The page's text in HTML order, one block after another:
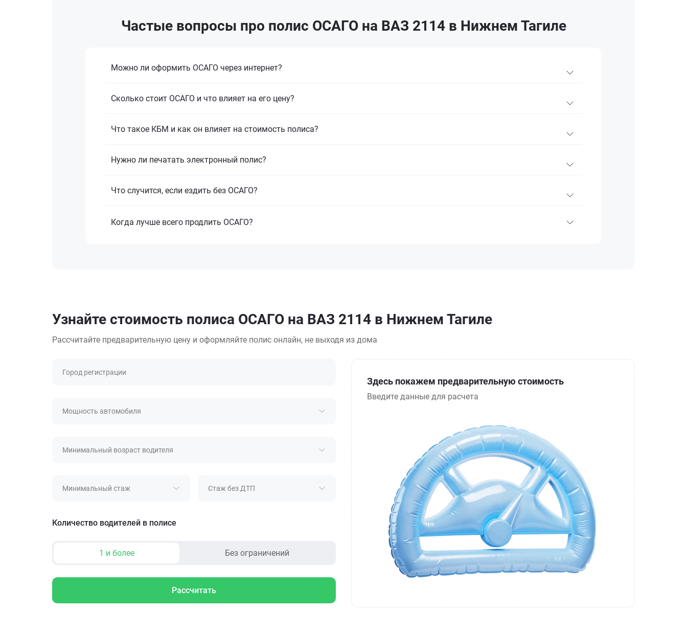
Частые вопросы про полис ОСАГО на ВАЗ 2114 в Нижнем Тагиле
Можно ли оформить ОСАГО через интернет?
Сколько стоит ОСАГО и что влияет на его цену?
Что такое КБМ и как он влияет на стоимость полиса?
Нужно ли печатать электронный полис?
Что случится, если ездить без ОСАГО?
Когда лучше всего продлить ОСАГО?
Узнайте стоимость полиса ОСАГО на ВАЗ 2114 в Нижнем Тагиле
Рассчитайте предварительную цену и оформляйте полис онлайн, не выходя из дома
Город регистрации
Мощность автомобиля
Минимальный возраст водителя
Минимальный стаж Стаж без ДТП
Количество водителей в полисе
1 и более Без ограничений
Рассчитать
Здесь покажем предварительную стоимость
Введите данные для расчета